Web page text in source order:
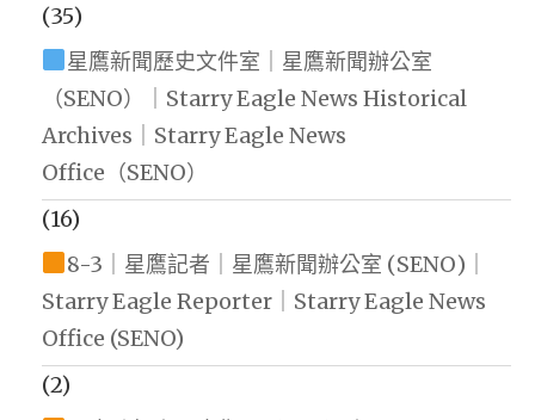
(35)
星鷹新聞歷史文件室｜星鷹新聞辦公室
（SENO）｜Starry Eagle News Historical
Archives｜Starry Eagle News
Office（SENO）
(16)
8-3｜星鷹記者｜星鷹新聞辦公室 (SENO)｜
Starry Eagle Reporter｜Starry Eagle News
Office (SENO)
(2)